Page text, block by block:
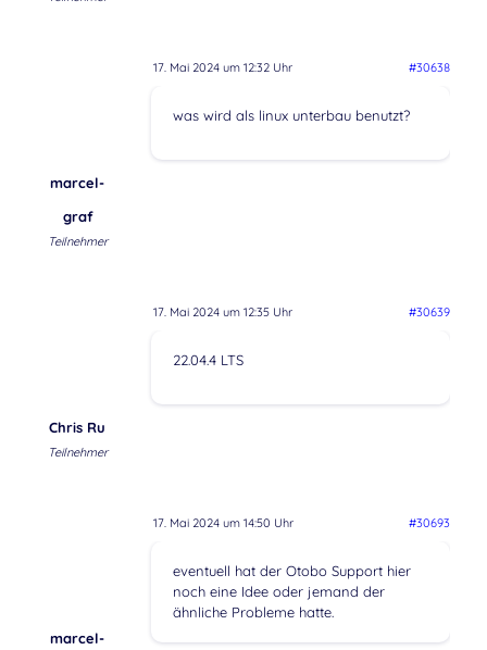
17. Mai 2024 um 12:32 Uhr #30638
marcel-
graf
Teilnehmer
was wird als linux unterbau benutzt?
17. Mai 2024 um 12:35 Uhr #30639
Chris Ru
Teilnehmer
22.04.4 LTS
17. Mai 2024 um 14:50 Uhr #30693
marcel-
eventuell hat der Otobo Support hier
noch eine Idee oder jemand der
ähnliche Probleme hatte.